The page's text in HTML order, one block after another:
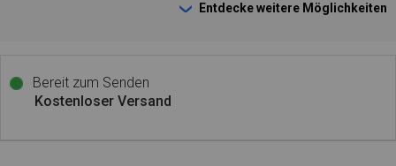
Entdecke weitere Möglichkeiten
Bereit zum Senden
Kostenloser Versand